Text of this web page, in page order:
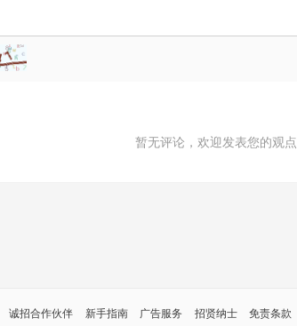
暂无评论，欢迎发表您的观点
诚招合作伙伴 新手指南 广告服务 招贤纳士 免责条款